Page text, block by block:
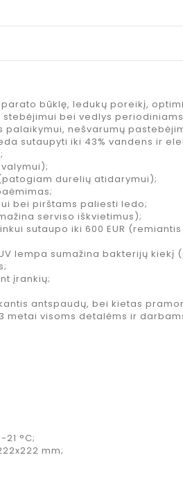
485
Bazinė
Kaina
750
Kaina
aparato būklę, ledukų poreikį,
bei vedlys
nešvarumų
sutaupyti iki 43% vandens ir
durelių atidarymui);
bei pirštams paliesti ledo;
serviso iškvietimus);
sutaupo iki 600 EUR
lempa sumažina bakterijų
įrankių;
antspaudų, bei kietas
metai visoms detalėms ir
°C;
mm;